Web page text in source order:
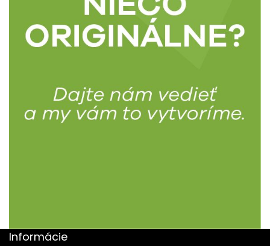
Informácie